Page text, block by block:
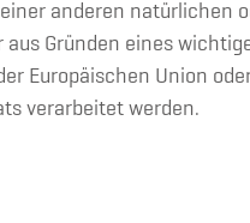
anderen natürlichen
aus Gründen eines
Europäischen Union
verarbeitet werden.